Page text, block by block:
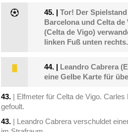
45. |Tor! Der
Barcelona und Celta
(Celta de Vigo)
linken Fuß unten rechts.
44. | Leandro Cabrera
eine Gelbe Karte für
43. | Elfmeter für Celta de Vigo.
gefoult.
43. | Leandro Cabrera verschuldet